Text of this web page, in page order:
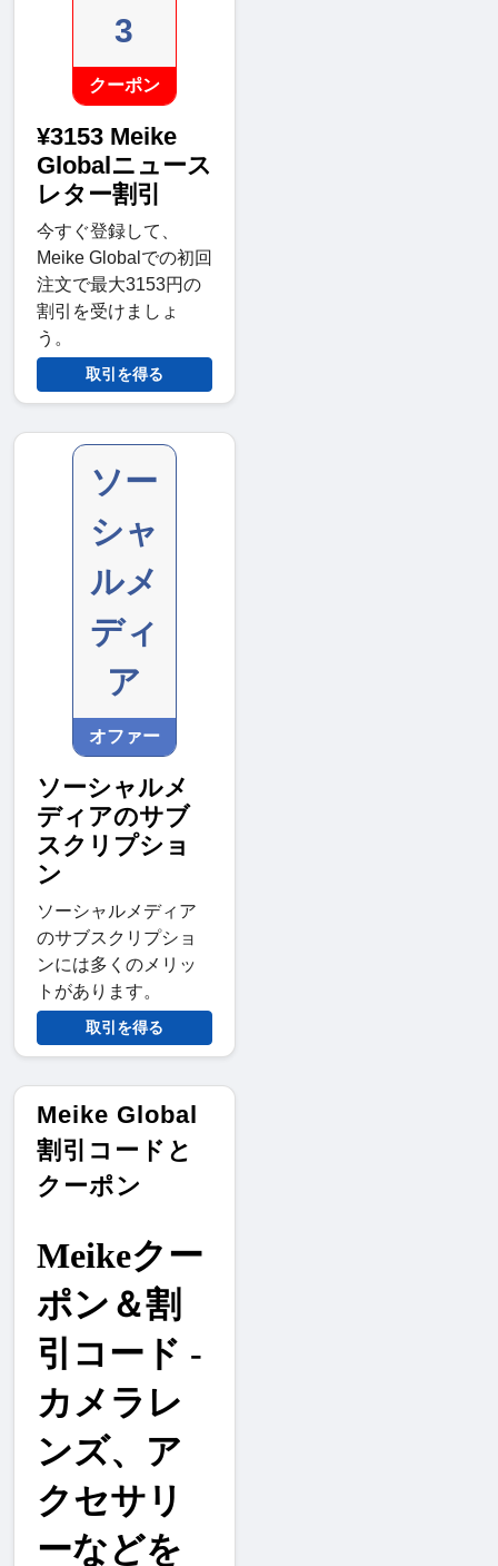
3
クーポン
¥3153 Meike
Globalニュース
レター割引
今すぐ登録して、
Meike Globalでの初回
注文で最大3153円の
割引を受けましょ
う。
取引を得る
ソー
シャ
ルメ
ディ
ア
オファー
ソーシャルメ
ディアのサブ
スクリプショ
ン
ソーシャルメディア
のサブスクリプショ
ンには多くのメリッ
トがあります。
取引を得る
Meike Global
割引コードと
クーポン
Meikeクー
ポン＆割
引コード -
カメラレ
ンズ、ア
クセサリ
ーなどを